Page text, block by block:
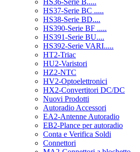
HS36-Serie B.....
HS37-Serie BC .....
HS38-Serie BD....
HS390-Serie BF .....
HS391-Serie BU....
HS392-Serie VARI.....
HT2-Triac
HU2-Varistori
HZ2-NTC
HV2-Optoelettronici
HX2-Convertitori DC/DC
Nuovi Prodotti
Autoradio Accessori
EA2-Antenne Autoradio
EB2-Plance per autoradio
Conta e Verifica Soldi
Connettori